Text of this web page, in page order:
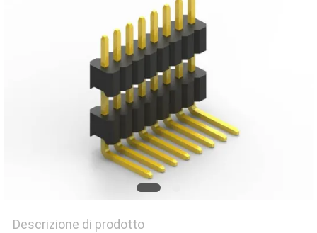
Descrizione di prodotto